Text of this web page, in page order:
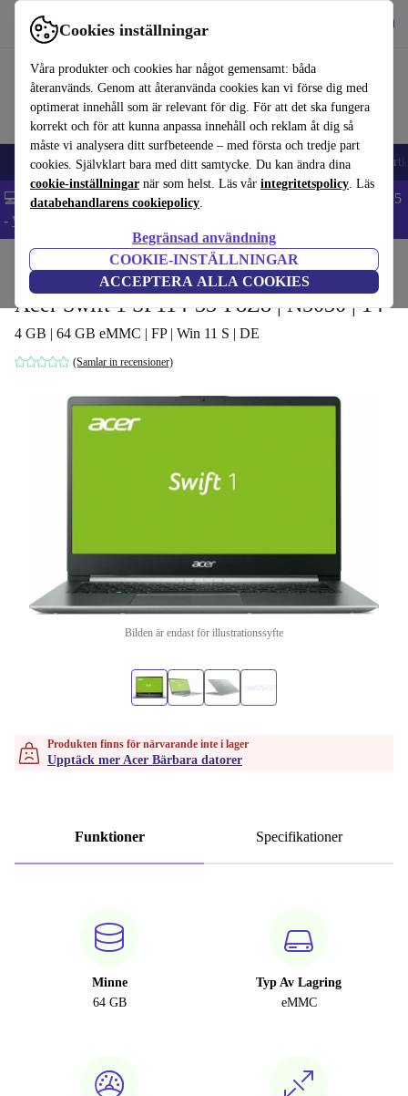
Cookies inställningar
Våra produkter och cookies har något gemensamt: båda
återanvänds. Genom att återanvända cookies kan vi förse dig med
optimerat innehåll som är relevant för dig. För att det ska fungera
korrekt och för att kunna anpassa innehåll och reklam åt dig så
måste vi analysera ditt surfbeteende – med första och tredje part
cookies. Självklart bara med ditt samtycke. Du kan ändra dina
cookie-inställningar när som helst. Läs vår integritetspolicy. Läs
databehandlarens cookiepolicy.
Begränsad användning
COOKIE-INSTÄLLNINGAR
ACCEPTERA ALLA COOKIES
Använd refurbed snabbt och enkelt
🎒 Back to school Mobiltelefoner Bärbara datorer Surfplattor
💻 Extra 5% rabatt på alla MacBooks och laptops - Code: LAPTOP5
- Villkor
Laptops Acer Bärbara datorer
Acer Swift 1 SF114-33-P8Z8 | N5030 | 14"
4 GB | 64 GB eMMC | FP | Win 11 S | DE
(Samlar in recensioner)
Bilden är endast för illustrationssyfte
Produkten finns för närvarande inte i lager
Upptäck mer Acer Bärbara datorer
Funktioner Specifikationer
Minne
64 GB
Typ Av Lagring
eMMC